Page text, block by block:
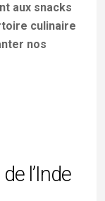
aux snacks
culinaire
nos
l’Inde